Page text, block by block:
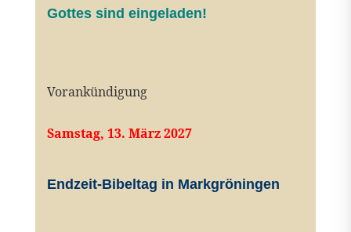
Gottes sind eingeladen!
Vorankündigung
Samstag, 13. März 2027
Endzeit-Bibeltag in Markgröningen